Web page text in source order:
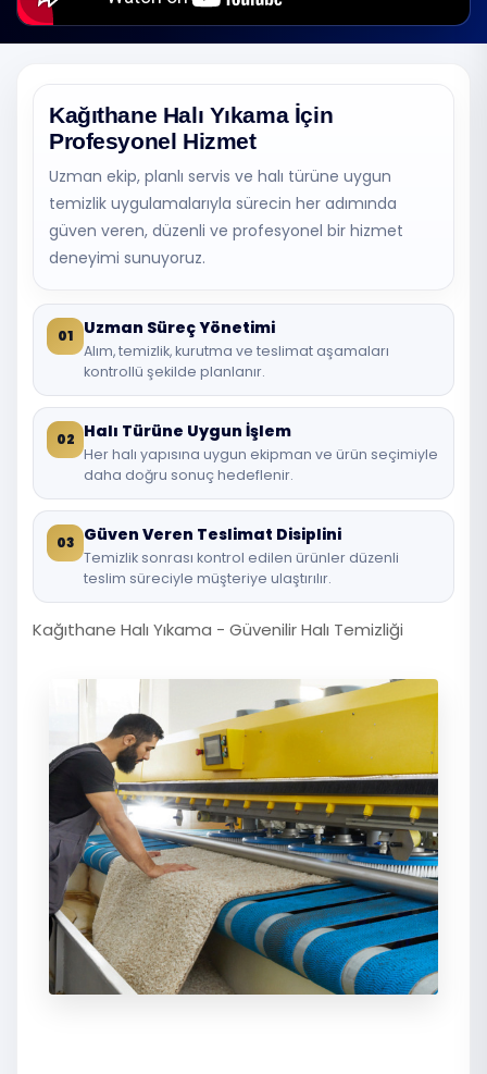
Kağıthane Halı Yıkama İçin
Profesyonel Hizmet
Uzman ekip, planlı servis ve halı türüne uygun
temizlik uygulamalarıyla sürecin her adımında
güven veren, düzenli ve profesyonel bir hizmet
deneyimi sunuyoruz.
01 Uzman Süreç Yönetimi
Alım, temizlik, kurutma ve teslimat aşamaları
kontrollü şekilde planlanır.
02 Halı Türüne Uygun İşlem
Her halı yapısına uygun ekipman ve ürün seçimiyle
daha doğru sonuç hedeflenir.
03 Güven Veren Teslimat Disiplini
Temizlik sonrası kontrol edilen ürünler düzenli
teslim süreciyle müşteriye ulaştırılır.
Kağıthane Halı Yıkama - Güvenilir Halı Temizliği